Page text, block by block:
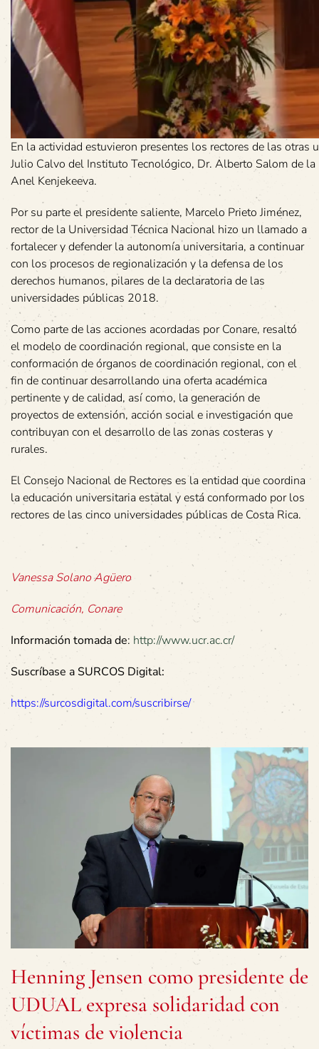
En la actividad estuvieron presentes los rectores de las
Julio Calvo del Instituto Tecnológico, Dr. Alberto Salom de
Anel Kenjekeeva.
Por su parte el presidente saliente, Marcelo Prieto Jiménez,
rector de la Universidad Técnica Nacional hizo un llamado a
fortalecer y defender la autonomía universitaria, a continuar
con los procesos de regionalización y la defensa de los
derechos humanos, pilares de la declaratoria de las
universidades públicas 2018.
Como parte de las acciones acordadas por Conare, resaltó
el modelo de coordinación regional, que consiste en la
conformación de órganos de coordinación regional, con el
fin de continuar desarrollando una oferta académica
pertinente y de calidad, así como, la generación de
proyectos de extensión, acción social e investigación que
contribuyan con el desarrollo de las zonas costeras y
rurales.
El Consejo Nacional de Rectores es la entidad que coordina
la educación universitaria estatal y está conformado por los
rectores de las cinco universidades públicas de Costa Rica.
Vanessa Solano Agüero
Comunicación, Conare
Información tomada de: http://www.ucr.ac.cr/
Suscríbase a SURCOS Digital:
https://surcosdigital.com/suscribirse/
Henning Jensen como presidente de
UDUAL expresa solidaridad con
víctimas de violencia